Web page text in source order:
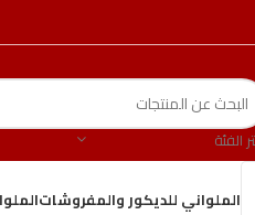
الفئة
الملواني للديكور والمفروشات